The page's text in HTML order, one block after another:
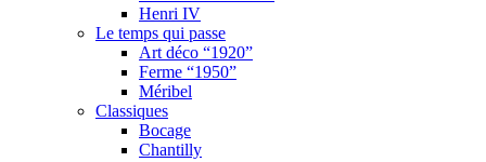
Henri IV
Le temps qui passe
Art déco “1920”
Ferme “1950”
Méribel
Classiques
Bocage
Chantilly